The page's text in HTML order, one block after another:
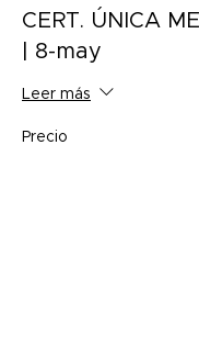
CERT. ÚNICA
| 8-may
Leer más
Precio